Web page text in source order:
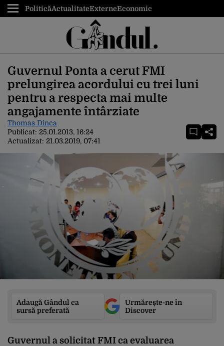
PoliticăActualitateExterneEconomic
Guvernul Ponta a cerut FMI
prelungirea acordului cu trei luni
pentru a respecta mai multe
angajamente întârziate
Thomas Dinca
Publicat: 25.01.2013, 16:24
Actualizat: 21.03.2019, 07:41
Adaugă Gândul ca
sursă preferată
Urmărește-ne în
Discover
Guvernul a solicitat FMI ca evaluarea